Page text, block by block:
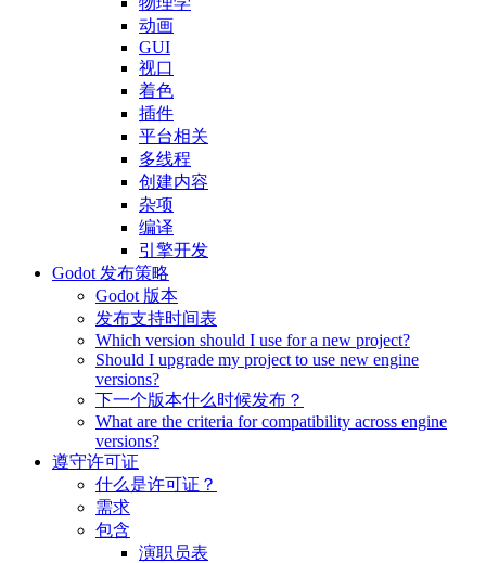
动画
GUI
视口
着色
插件
平台相关
多线程
创建内容
杂项
编译
引擎开发
Godot 发布策略
Godot 版本
发布支持时间表
Which version should I use for a new project?
Should I upgrade my project to use new engine
versions?
下一个版本什么时候发布？
What are the criteria for compatibility across engine
versions?
遵守许可证
什么是许可证？
需求
包含
演职员表